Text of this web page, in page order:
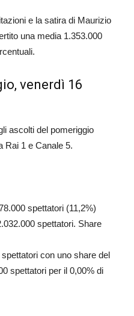
e la satira di Maurizio
una media 1.353.000
venerdì 16
ascolti del pomeriggio
Rai 1 e Canale 5.
spettatori (11,2%)
spettatori. Share
spettatori con uno share del
spettatori per il 0,00% di